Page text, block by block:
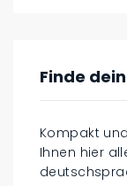
Finde
Kompakt
Ihnen hier